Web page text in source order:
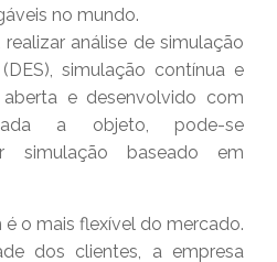
no mundo.
análise de simulação
simulação contínua e
e desenvolvido com
a objeto, pode-se
simulação baseado em
o mais flexível do mercado.
dos clientes, a empresa